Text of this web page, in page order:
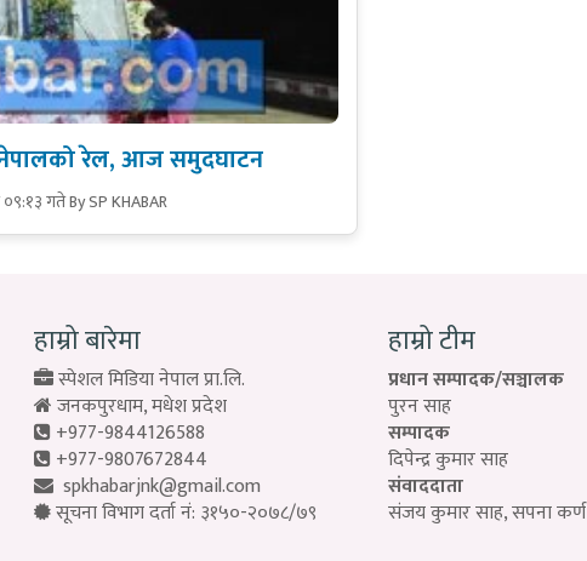
नेपालको रेल, आज समुदघाटन
०९:१३ गतेBy SP KHABAR
हाम्रो बारेमा
स्पेशल मिडिया नेपाल प्रा.लि.
जनकपुरधाम, मधेश प्रदेश
+977-9844126588
+977-9807672844
spkhabarjnk@gmail.com
सूचना विभाग दर्ता नं: ३१५०-२०७८/७९
हाम्रो टीम
प्रधान सम्पादक/सञ्चालक
पुरन साह
सम्पादक
दिपेन्द्र कुमार साह
संवाददाता
संजय कुमार साह, सपना कर्ण